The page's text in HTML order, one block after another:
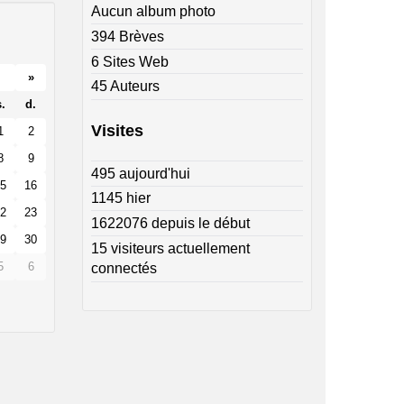
»
d.
2
9
16
23
30
6
Aucun album photo
394 Brèves
6 Sites Web
45 Auteurs
Visites
495 aujourd'hui
1145 hier
1622076 depuis le début
15 visiteurs actuellement
connectés